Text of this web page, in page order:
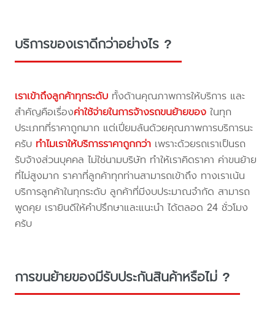
บริการของเราดีกว่าอย่างไร ?
เราเข้าถึงลูกค้าทุกระดับ ทั้งด้านคุณภาพการให้บริการ และ
สำคัญคือเรื่องค่าใช้จ่ายในการจ้างรถขนย้ายของ ในทุก
ประเภทที่ราคาถูกมาก แต่เปี่ยมล้นด้วยคุณภาพการบริการนะ
ครับ ทำไมเราให้บริการราคาถูกกว่า เพราะด้วยรถเราเป็นรถ
รับจ้างส่วนบุคคล ไม่ใช่นามบริษัท ทำให้เราคิดราคา ค่าขนย้าย
ที่ไม่สูงมาก ราคาที่ลูกค้าทุกท่านสามารถเข้าถึง ทางเราเน้น
บริการลูกค้าในทุกระดับ ลูกค้าที่มีงบประมาณจำกัด สามารถ
พูดคุย เรายินดีให้คำปรึกษาและแนะนำ ได้ตลอด 24 ชั่วโมง
ครับ
การขนย้ายของมีรับประกันสินค้าหรือไม่ ?